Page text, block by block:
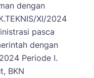
dengan
XI/2024
pasca
dengan
Periode I.
BKN